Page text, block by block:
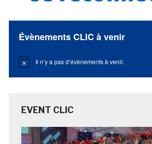
Évènements CLIC à venir
Notice Il n’y a pas d’évènements à venir.
EVENT CLIC